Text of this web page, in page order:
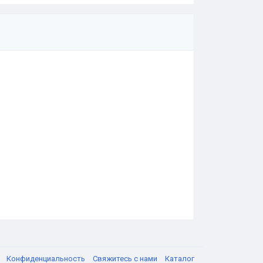
Конфиденциальность Свяжитесь с нами Каталог